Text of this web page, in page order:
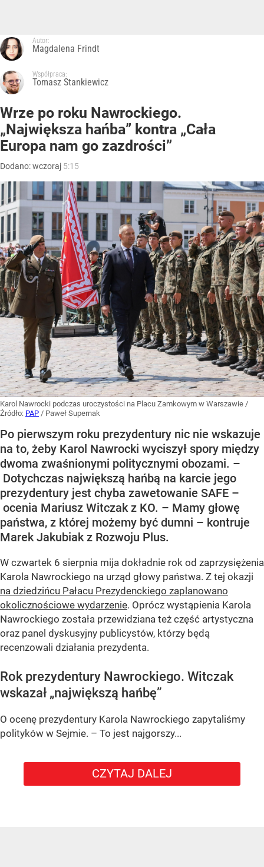
Autor:
Magdalena Frindt
Współpraca:
Tomasz Stankiewicz
Wrze po roku Nawrockiego.
„Największa hańba” kontra „Cała
Europa nam go zazdrości”
Dodano:wczoraj 5:15
Karol Nawrocki podczas uroczystości na Placu Zamkowym w Warszawie /
Źródło: PAP / Paweł Supernak
Po pierwszym roku prezydentury nic nie wskazuje
na to, żeby Karol Nawrocki wyciszył spory między
dwoma zwaśnionymi politycznymi obozami. –
Dotychczas największą hańbą na karcie jego
prezydentury jest chyba zawetowanie SAFE –
ocenia Mariusz Witczak z KO. – Mamy głowę
państwa, z której możemy być dumni – kontruje
Marek Jakubiak z Rozwoju Plus.
W czwartek 6 sierpnia mija dokładnie rok od zaprzysiężenia
Karola Nawrockiego na urząd głowy państwa. Z tej okazji
na dziedzińcu Pałacu Prezydenckiego zaplanowano
okolicznościowe wydarzenie. Oprócz wystąpienia Karola
Nawrockiego została przewidziana też część artystyczna
oraz panel dyskusyjny publicystów, którzy będą
recenzowali działania prezydenta.
Rok prezydentury Nawrockiego. Witczak
wskazał „największą hańbę”
O ocenę prezydentury Karola Nawrockiego zapytaliśmy
polityków w Sejmie. – To jest najgorszy...
CZYTAJ DALEJ